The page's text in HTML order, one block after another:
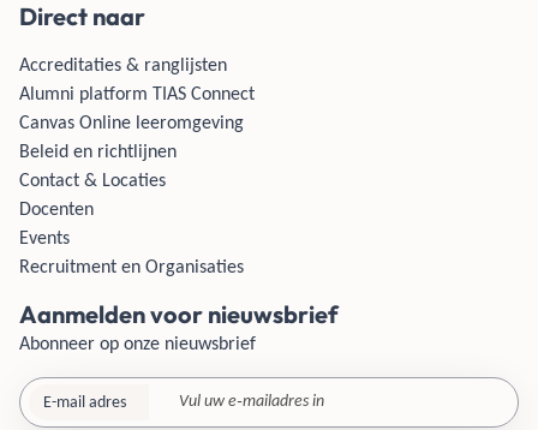
Direct naar
Accreditaties & ranglijsten
Alumni platform TIAS Connect
Canvas Online leeromgeving
Beleid en richtlijnen
Contact & Locaties
Docenten
Events
Recruitment en Organisaties
Aanmelden voor nieuwsbrief
Abonneer op onze nieuwsbrief
E-mail adres